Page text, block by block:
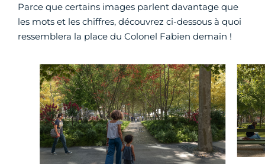
Parce que certains images parlent davantage que
les mots et les chiffres, découvrez ci-dessous à quoi
ressemblera la place du Colonel Fabien demain !